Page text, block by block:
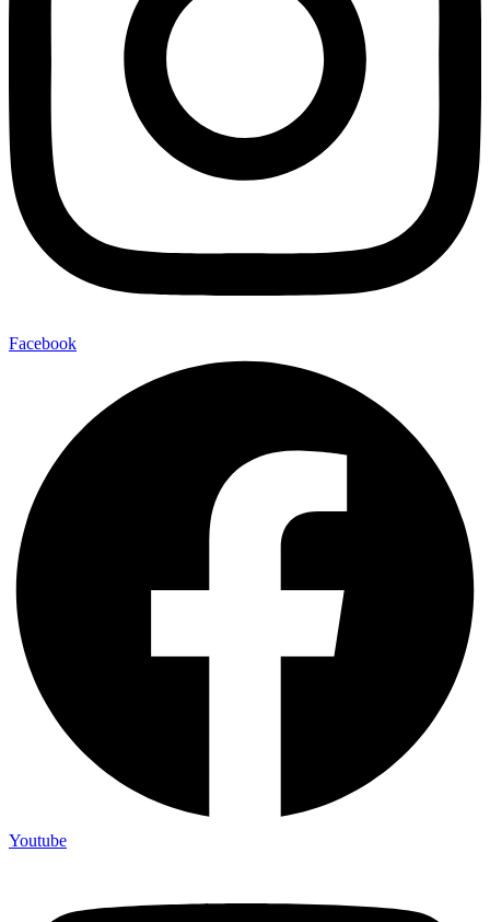
Facebook
Youtube